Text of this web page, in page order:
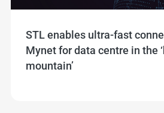
STL enables ultra-fast
Mynet for data centre in the
mountain’